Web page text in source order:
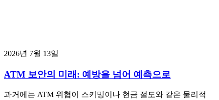
2026년 7월 13일
ATM 보안의 미래: 예방을 넘어 예측으로
과거에는 ATM 위협이 스키밍이나 현금 절도와 같은 물리적